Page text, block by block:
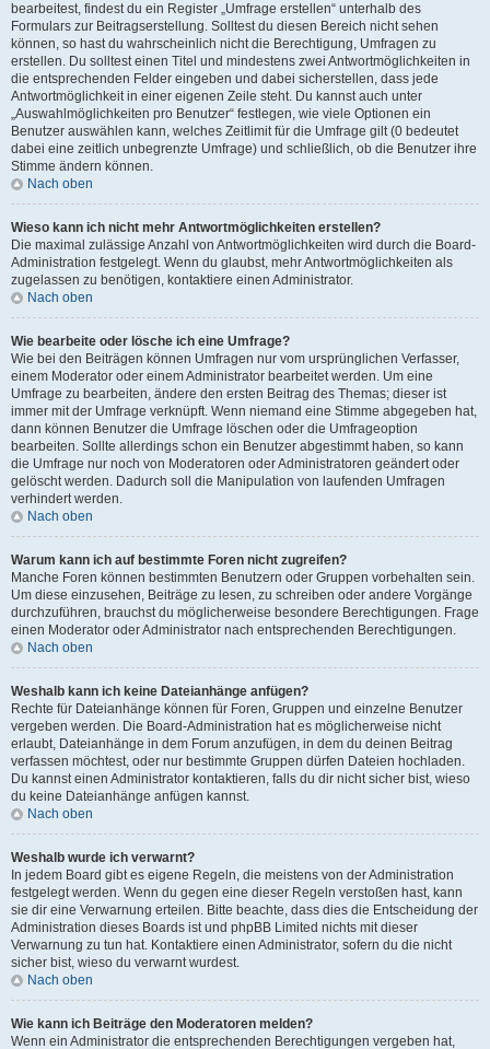
bearbeitest, findest du ein Register „Umfrage erstellen“ unterhalb des
Formulars zur Beitragserstellung. Solltest du diesen Bereich nicht sehen
können, so hast du wahrscheinlich nicht die Berechtigung, Umfragen zu
erstellen. Du solltest einen Titel und mindestens zwei Antwortmöglichkeiten in
die entsprechenden Felder eingeben und dabei sicherstellen, dass jede
Antwortmöglichkeit in einer eigenen Zeile steht. Du kannst auch unter
„Auswahlmöglichkeiten pro Benutzer“ festlegen, wie viele Optionen ein
Benutzer auswählen kann, welches Zeitlimit für die Umfrage gilt (0 bedeutet
dabei eine zeitlich unbegrenzte Umfrage) und schließlich, ob die Benutzer ihre
Stimme ändern können.
Nach oben
Wieso kann ich nicht mehr Antwortmöglichkeiten erstellen?
Die maximal zulässige Anzahl von Antwortmöglichkeiten wird durch die Board-
Administration festgelegt. Wenn du glaubst, mehr Antwortmöglichkeiten als
zugelassen zu benötigen, kontaktiere einen Administrator.
Nach oben
Wie bearbeite oder lösche ich eine Umfrage?
Wie bei den Beiträgen können Umfragen nur vom ursprünglichen Verfasser,
einem Moderator oder einem Administrator bearbeitet werden. Um eine
Umfrage zu bearbeiten, ändere den ersten Beitrag des Themas; dieser ist
immer mit der Umfrage verknüpft. Wenn niemand eine Stimme abgegeben hat,
dann können Benutzer die Umfrage löschen oder die Umfrageoption
bearbeiten. Sollte allerdings schon ein Benutzer abgestimmt haben, so kann
die Umfrage nur noch von Moderatoren oder Administratoren geändert oder
gelöscht werden. Dadurch soll die Manipulation von laufenden Umfragen
verhindert werden.
Nach oben
Warum kann ich auf bestimmte Foren nicht zugreifen?
Manche Foren können bestimmten Benutzern oder Gruppen vorbehalten sein.
Um diese einzusehen, Beiträge zu lesen, zu schreiben oder andere Vorgänge
durchzuführen, brauchst du möglicherweise besondere Berechtigungen. Frage
einen Moderator oder Administrator nach entsprechenden Berechtigungen.
Nach oben
Weshalb kann ich keine Dateianhänge anfügen?
Rechte für Dateianhänge können für Foren, Gruppen und einzelne Benutzer
vergeben werden. Die Board-Administration hat es möglicherweise nicht
erlaubt, Dateianhänge in dem Forum anzufügen, in dem du deinen Beitrag
verfassen möchtest, oder nur bestimmte Gruppen dürfen Dateien hochladen.
Du kannst einen Administrator kontaktieren, falls du dir nicht sicher bist, wieso
du keine Dateianhänge anfügen kannst.
Nach oben
Weshalb wurde ich verwarnt?
In jedem Board gibt es eigene Regeln, die meistens von der Administration
festgelegt werden. Wenn du gegen eine dieser Regeln verstoßen hast, kann
sie dir eine Verwarnung erteilen. Bitte beachte, dass dies die Entscheidung der
Administration dieses Boards ist und phpBB Limited nichts mit dieser
Verwarnung zu tun hat. Kontaktiere einen Administrator, sofern du die nicht
sicher bist, wieso du verwarnt wurdest.
Nach oben
Wie kann ich Beiträge den Moderatoren melden?
Wenn ein Administrator die entsprechenden Berechtigungen vergeben hat,